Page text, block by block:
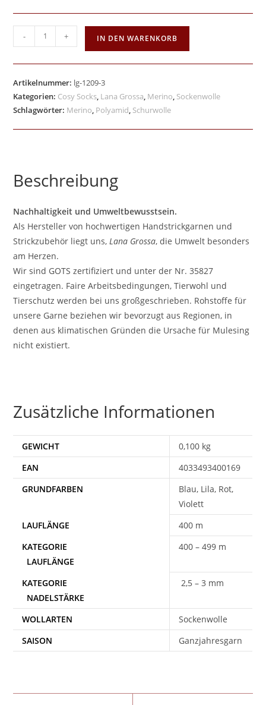
- + IN DEN WARENKORB
Artikelnummer: lg-1209-3
Kategorien: Cosy Socks, Lana Grossa, Merino, Sockenwolle
Schlagwörter: Merino, Polyamid, Schurwolle
Beschreibung
Nachhaltigkeit und Umweltbewusstsein.
Als Hersteller von hochwertigen Handstrickgarnen und
Strickzubehör liegt uns,Lana Grossa, die Umwelt besonders
am Herzen.
Wir sind GOTS zertifiziert und unter der Nr. 35827
eingetragen. Faire Arbeitsbedingungen, Tierwohl und
Tierschutz werden bei uns großgeschrieben. Rohstoffe für
unsere Garne beziehen wir bevorzugt aus Regionen, in
denen aus klimatischen Gründen die Ursache für Mulesing
nicht existiert.
Zusätzliche Informationen
GEWICHT
0,100 kg
EAN
4033493400169
Blau, Lila, Rot,
Violett
400 m
400 – 499 m
2,5 – 3 mm
WOLLARTEN
Sockenwolle
SAISON
Ganzjahresgarn